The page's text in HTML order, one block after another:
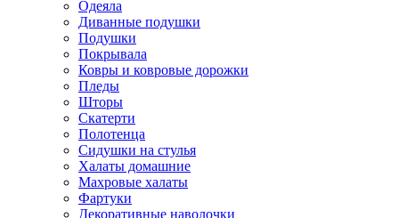
Одеяла
Диванные подушки
Подушки
Покрывала
Ковры и ковровые дорожки
Пледы
Шторы
Скатерти
Полотенца
Сидушки на стулья
Халаты домашние
Махровые халаты
Фартуки
Декоративные наволочки